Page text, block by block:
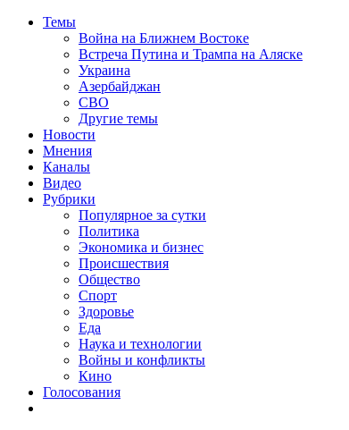
Темы
Война на Ближнем Востоке
Встреча Путина и Трампа на Аляске
Украина
Азербайджан
СВО
Другие темы
Новости
Мнения
Каналы
Видео
Рубрики
Популярное за сутки
Политика
Экономика и бизнес
Происшествия
Общество
Спорт
Здоровье
Еда
Наука и технологии
Войны и конфликты
Кино
Голосования